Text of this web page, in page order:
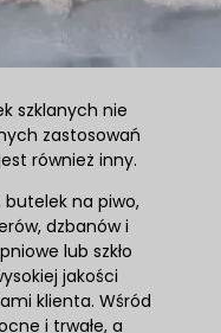
szklanych nie
zastosowań
również inny.
butelek na piwo,
dzbanów i
lub szkło
jakości
klienta. Wśród
i trwałe, a